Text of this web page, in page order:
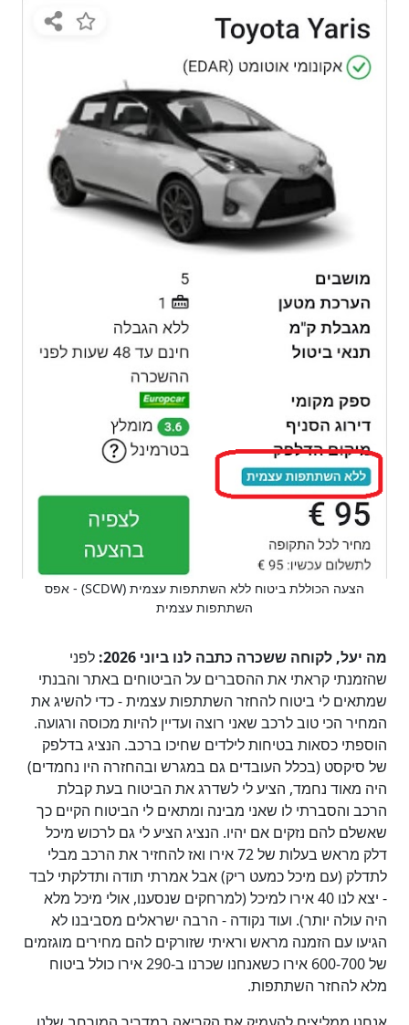
הצעה הכוללת ביטוח ללא השתתפות עצמית (SCDW) - אפס
השתתפות עצמית
מה יעל, לקוחה ששכרה כתבה לנו ביוני 2026:
לפני
שהזמנתי קראתי את ההסברים על הביטוחים באתר והבנתי
שמתאים לי ביטוח להחזר השתתפות עצמית - כדי להשיג את
המחיר הכי טוב לרכב שאני רוצה ועדיין להיות מכוסה ורגועה.
הוספתי כסאות בטיחות לילדים שחיכו ברכב. הנציג בדלפק
של סיקסט (בכלל העובדים גם במגרש ובהחזרה היו נחמדים)
היה מאוד נחמד, הציע לי לשדרג את הביטוח בעת קבלת
הרכב והסברתי לו שאני מבינה ומתאים לי הביטוח הקיים כך
שאשלם להם נזקים אם יהיו. הנציג הציע לי גם לרכוש מיכל
דלק מראש בעלות של 72 אירו ואז להחזיר את הרכב מבלי
לתדלק (עם מיכל כמעט ריק) אבל אמרתי תודה ותדלקתי לבד
- יצא לנו 40 אירו למיכל (למרחקים שנסענו, אולי מיכל מלא
היה עולה יותר). ועוד נקודה - הרבה ישראלים מסביבנו לא
הגיעו עם הזמנה מראש וראיתי שזורקים להם מחירים מוגזמים
של 600-700 אירו כשאנחנו שכרנו ב-290 אירו כולל ביטוח
מלא להחזר השתתפות.